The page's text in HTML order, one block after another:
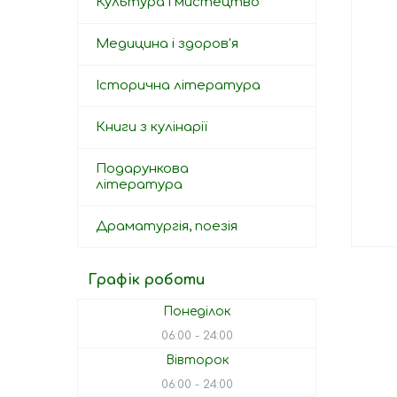
Медицина і здоров'я
Історична література
Книги з кулінарії
Подарункова
література
Драматургія, поезія
Графік роботи
Понеділок
06:00 24:00
Вівторок
06:00 24:00